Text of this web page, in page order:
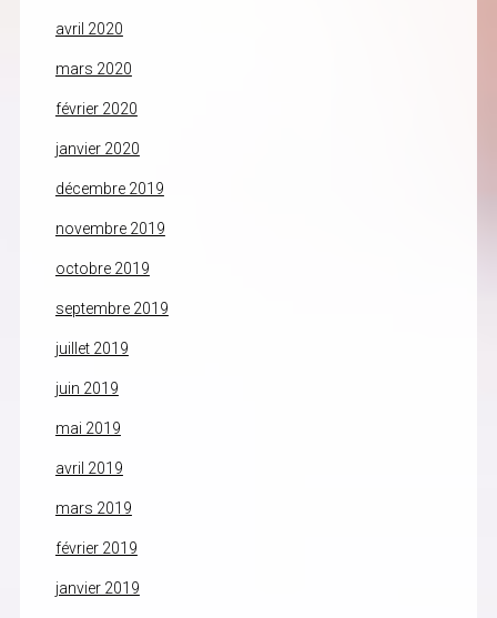
avril 2020
mars 2020
février 2020
janvier 2020
décembre 2019
novembre 2019
octobre 2019
septembre 2019
juillet 2019
juin 2019
mai 2019
avril 2019
mars 2019
février 2019
janvier 2019